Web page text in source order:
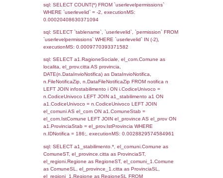
SEZIONE H (pubblico) - DESCRIZIONE
STABILIMENTO E RIEPILOGO SOSTANZE
DI CUI ALL'ALLEGATO 1 DEL DECRETO
DELLA DIRETTIVA 2012/18/UE
SEZIONE L (pubblico) - INFORMAZIONI
INCIDENTALI CON IMPATTO
STABILIMENTO